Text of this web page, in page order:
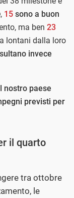
15 sono a buon
ma ben 23
lontani dalla loro
invece
nostro paese
previsti per
il quarto
tra ottobre
le